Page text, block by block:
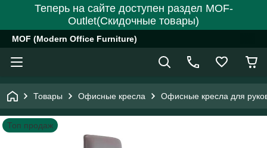
Теперь на сайте доступен раздел MOF-
Outlet(Скидочные товары)
MOF (Modern Office Furniture)
Товары Офисные кресла Офисные кресла для
Топ продаж